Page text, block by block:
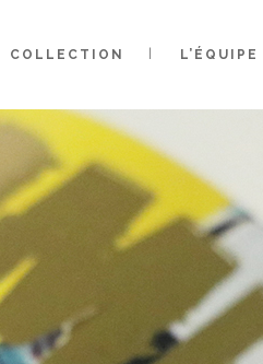
COLLECTION L’ÉQUIPE